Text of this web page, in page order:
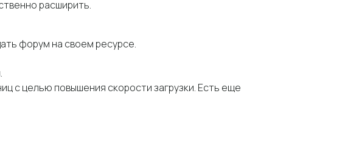
расширить.
форум на своем ресурсе.
с целью повышения скорости загрузки. Есть еще